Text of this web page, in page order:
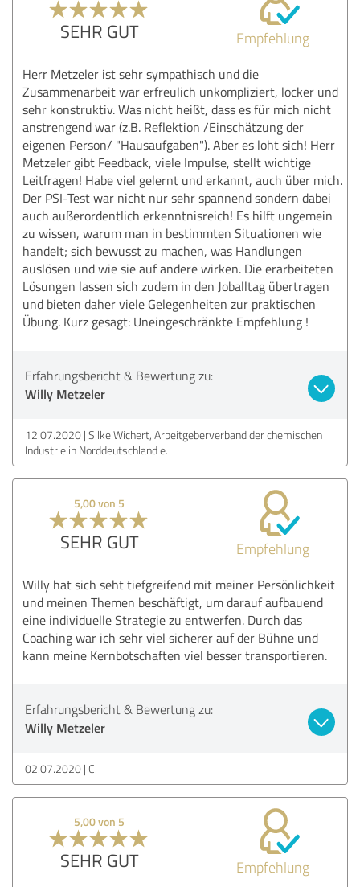
SEHR GUT Empfehlung
Herr Metzeler ist sehr sympathisch und die
Zusammenarbeit war erfreulich unkompliziert, locker und
sehr konstruktiv. Was nicht heißt, dass es für mich nicht
anstrengend war (z.B. Reflektion /Einschätzung der
eigenen Person/ "Hausaufgaben"). Aber es loht sich! Herr
Metzeler gibt Feedback, viele Impulse, stellt wichtige
Leitfragen! Habe viel gelernt und erkannt, auch über mich.
Der PSI-Test war nicht nur sehr spannend sondern dabei
auch außerordentlich erkenntnisreich! Es hilft ungemein
zu wissen, warum man in bestimmten Situationen wie
handelt; sich bewusst zu machen, was Handlungen
auslösen und wie sie auf andere wirken. Die erarbeiteten
Lösungen lassen sich zudem in den Joballtag übertragen
und bieten daher viele Gelegenheiten zur praktischen
Übung. Kurz gesagt: Uneingeschränkte Empfehlung !
Erfahrungsbericht & Bewertung zu:
Willy Metzeler
12.07.2020 Silke Wichert, Arbeitgeberverband der chemischen
Industrie in Norddeutschland e.
5,00 von 5
SEHR GUT Empfehlung
Willy hat sich seht tiefgreifend mit meiner Persönlichkeit
und meinen Themen beschäftigt, um darauf aufbauend
eine individuelle Strategie zu entwerfen. Durch das
Coaching war ich sehr viel sicherer auf der Bühne und
kann meine Kernbotschaften viel besser transportieren.
Erfahrungsbericht & Bewertung zu:
Willy Metzeler
02.07.2020 C.
5,00 von 5
SEHR GUT Empfehlung